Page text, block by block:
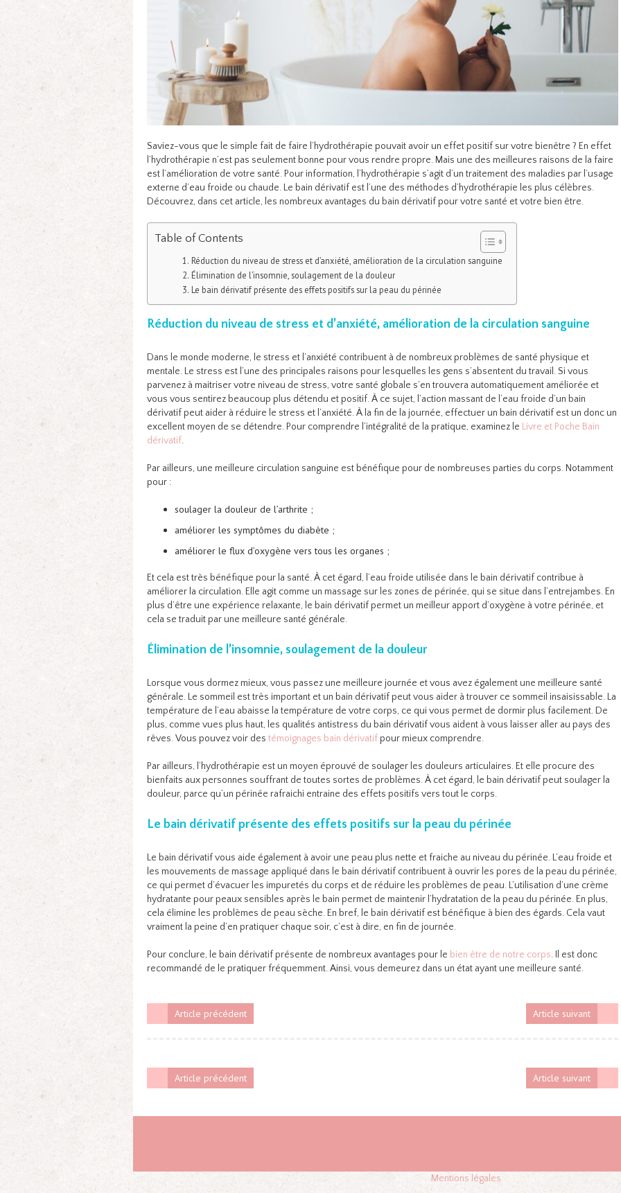
Saviez-vous que le simple fait de faire l’hydrothérapie pouvait avoir un effet positif sur votre bienêtre ? En effet
l’hydrothérapie n’est pas seulement bonne pour vous rendre propre. Mais une des meilleures raisons de la faire
est l’amélioration de votre santé. Pour information, l’hydrothérapie s’agit d’un traitement des maladies par l’usage
externe d’eau froide ou chaude. Le bain dérivatif est l’une des méthodes d’hydrothérapie les plus célèbres.
Découvrez, dans cet article, les nombreux avantages du bain dérivatif pour votre santé et votre bien être.
Table of Contents
Réduction du niveau de stress et d’anxiété, amélioration de la circulation sanguine
Élimination de l’insomnie, soulagement de la douleur
Le bain dérivatif présente des effets positifs sur la peau du périnée
Réduction du niveau de stress et d’anxiété, amélioration de la circulation sanguine
Dans le monde moderne, le stress et l’anxiété contribuent à de nombreux problèmes de santé physique et
mentale. Le stress est l’une des principales raisons pour lesquelles les gens s’absentent du travail. Si vous
parvenez à maitriser votre niveau de stress, votre santé globale s’en trouvera automatiquement améliorée et
vous vous sentirez beaucoup plus détendu et positif. À ce sujet, l’action massant de l’eau froide d’un bain
dérivatif peut aider à réduire le stress et l’anxiété. À la fin de la journée, effectuer un bain dérivatif est un donc un
excellent moyen de se détendre. Pour comprendre l’intégralité de la pratique, examinez le Livre et Poche Bain
dérivatif.
Par ailleurs, une meilleure circulation sanguine est bénéfique pour de nombreuses parties du corps. Notamment
pour :
soulager la douleur de l’arthrite ;
améliorer les symptômes du diabète ;
améliorer le flux d’oxygène vers tous les organes ;
Et cela est très bénéfique pour la santé. À cet égard, l’eau froide utilisée dans le bain dérivatif contribue à
améliorer la circulation. Elle agit comme un massage sur les zones de périnée, qui se situe dans l’entrejambes. En
plus d’être une expérience relaxante, le bain dérivatif permet un meilleur apport d’oxygène à votre périnée, et
cela se traduit par une meilleure santé générale.
Élimination de l’insomnie, soulagement de la douleur
Lorsque vous dormez mieux, vous passez une meilleure journée et vous avez également une meilleure santé
générale. Le sommeil est très important et un bain dérivatif peut vous aider à trouver ce sommeil insaisissable. La
température de l’eau abaisse la température de votre corps, ce qui vous permet de dormir plus facilement. De
plus, comme vues plus haut, les qualités antistress du bain dérivatif vous aident à vous laisser aller au pays des
rêves. Vous pouvez voir des témoignages bain dérivatif pour mieux comprendre.
Par ailleurs, l’hydrothérapie est un moyen éprouvé de soulager les douleurs articulaires. Et elle procure des
bienfaits aux personnes souffrant de toutes sortes de problèmes. À cet égard, le bain dérivatif peut soulager la
douleur, parce qu’un périnée rafraichi entraine des effets positifs vers tout le corps.
Le bain dérivatif présente des effets positifs sur la peau du périnée
Le bain dérivatif vous aide également à avoir une peau plus nette et fraiche au niveau du périnée. L’eau froide et
les mouvements de massage appliqué dans le bain dérivatif contribuent à ouvrir les pores de la peau du périnée,
ce qui permet d’évacuer les impuretés du corps et de réduire les problèmes de peau. L’utilisation d’une crème
hydratante pour peaux sensibles après le bain permet de maintenir l’hydratation de la peau du périnée. En plus,
cela élimine les problèmes de peau sèche. En bref, le bain dérivatif est bénéfique à bien des égards. Cela vaut
vraiment la peine d’en pratiquer chaque soir, c’est à dire, en fin de journée.
Pour conclure, le bain dérivatif présente de nombreux avantages pour le bien être de notre corps. Il est donc
recommandé de le pratiquer fréquemment. Ainsi, vous demeurez dans un état ayant une meilleure santé.
Article précédent Article suivant
Article précédent Article suivant
Mentions légales